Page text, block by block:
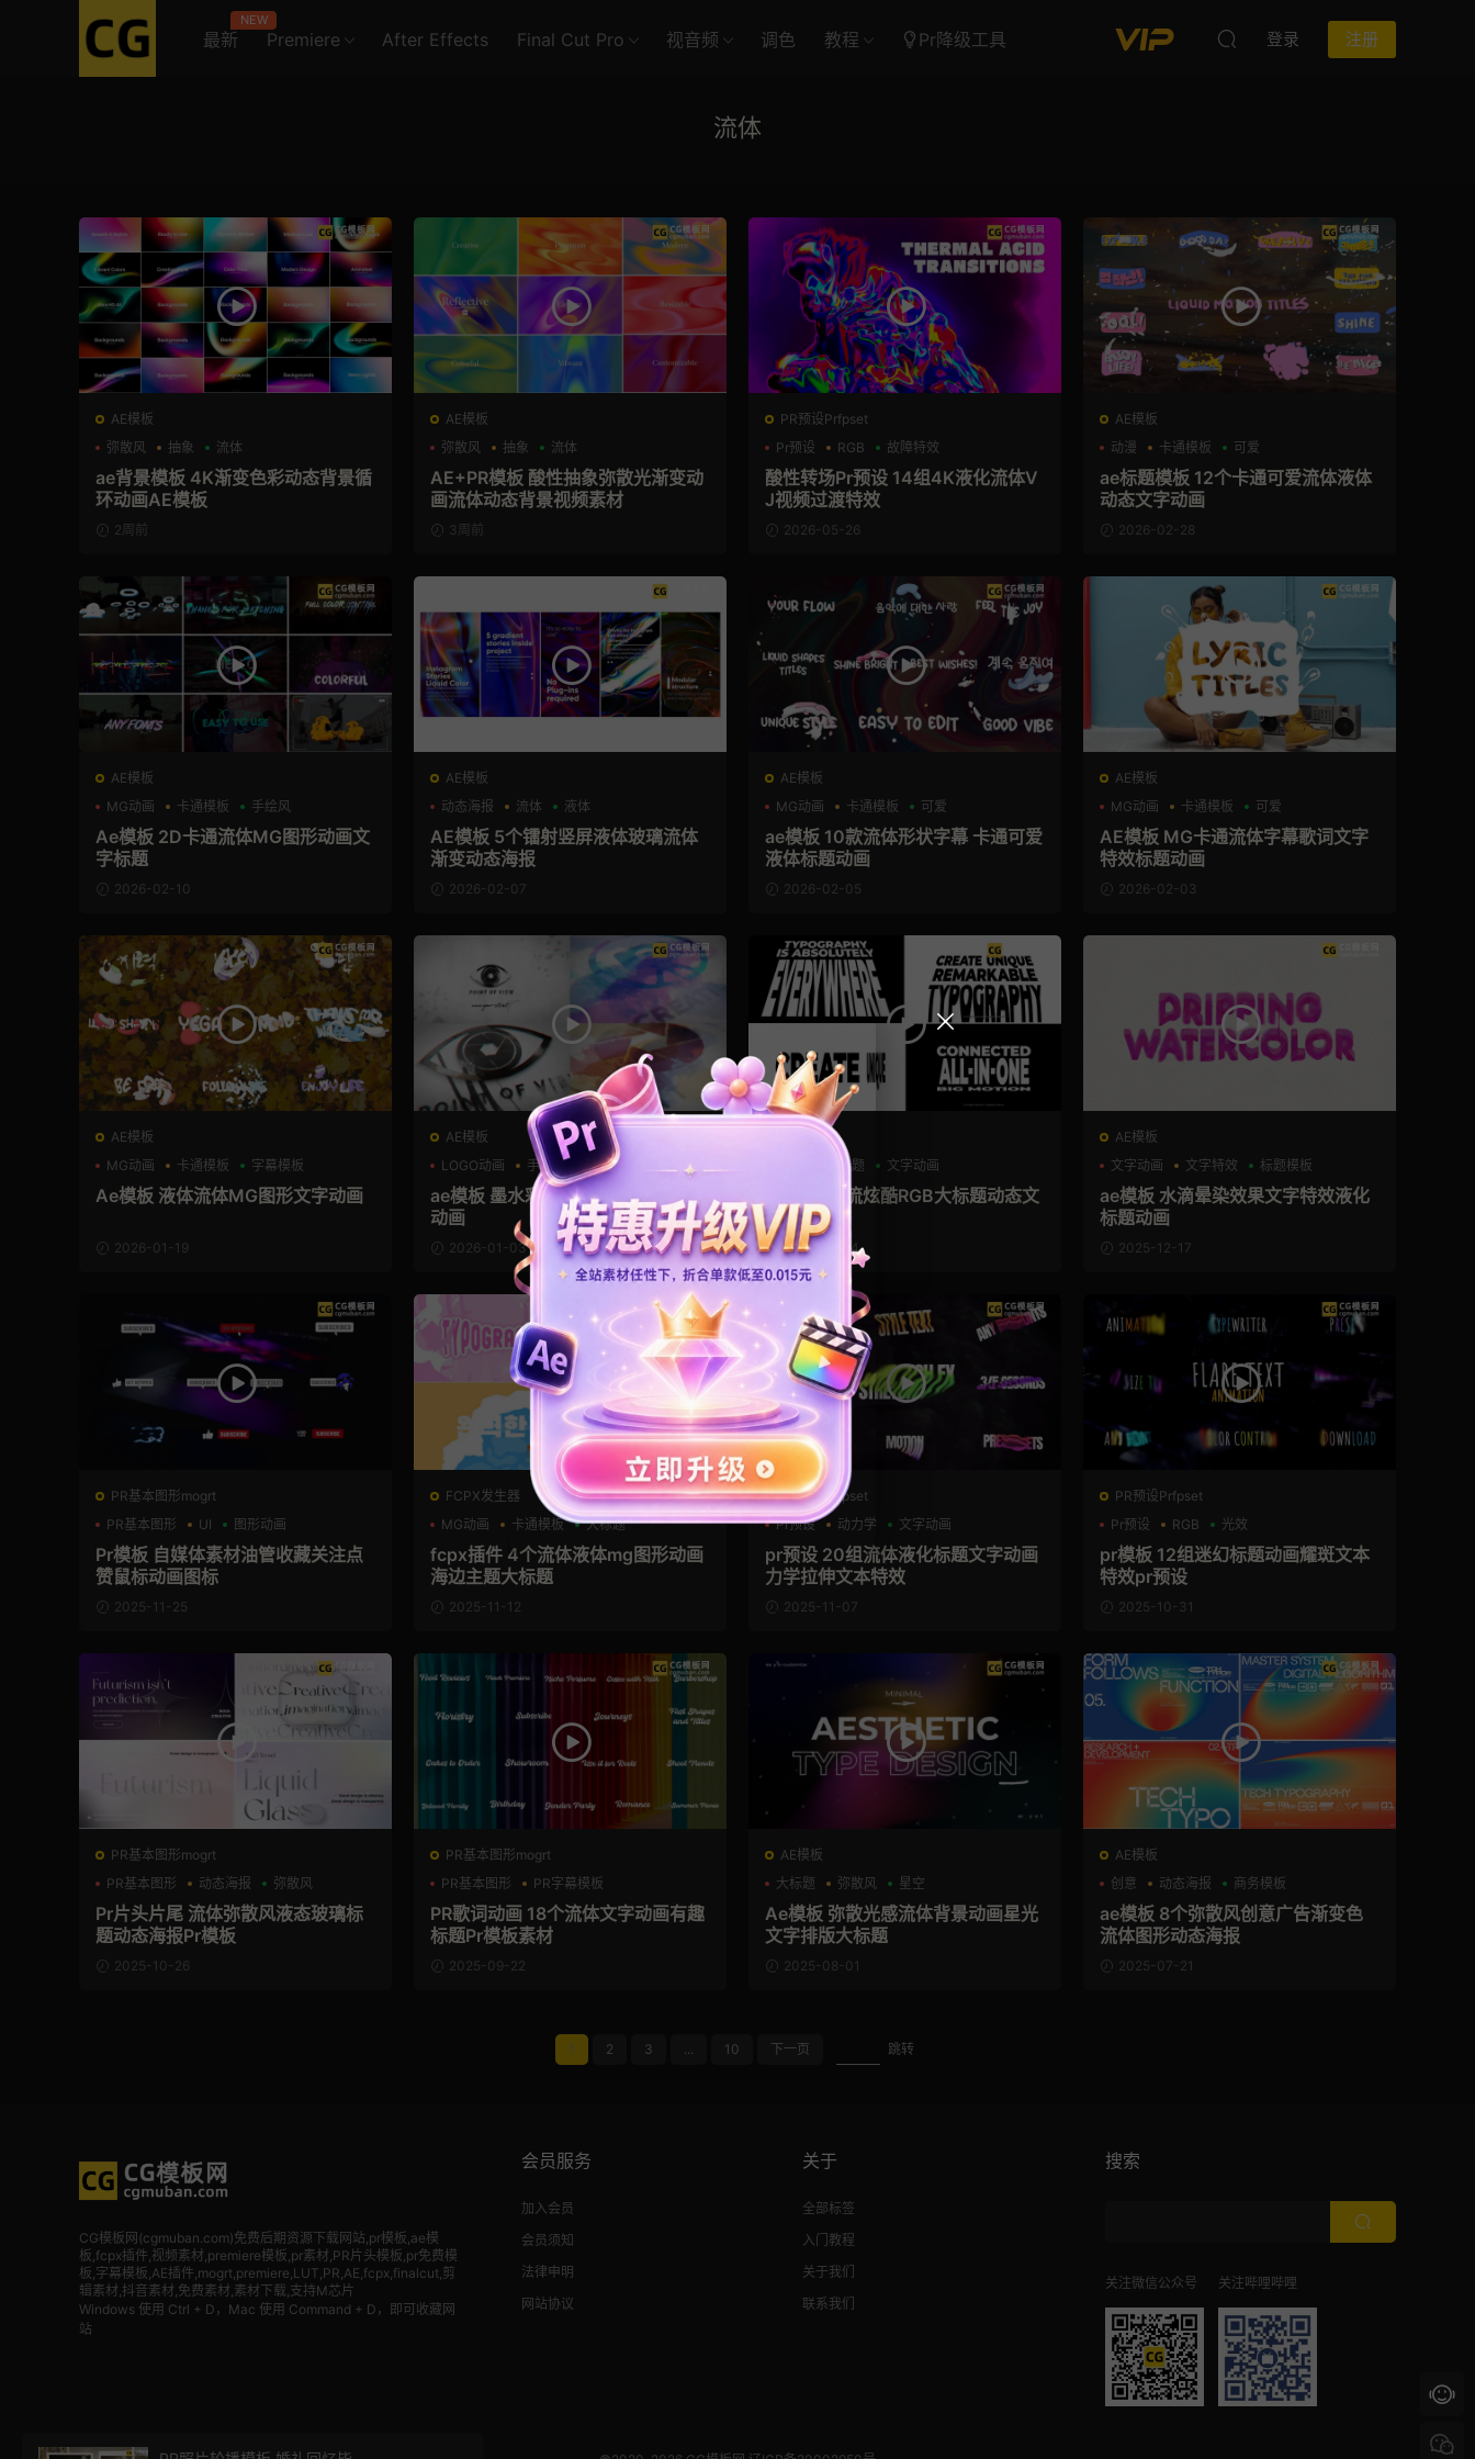
最新
NEW
Premiere After Effects Final Cut Pro 视音频 调色 教程 Pr降级工具 登录 注册
流体
AE模板
弥散风
抽象 流体
ae背景模板 4K渐变色彩动态背景循
环动画AE模板
2周前
AE模板
弥散风
抽象 流体
AE+PR模板 酸性抽象弥散光渐变动
画流体动态背景视频素材
3周前
PR预设Prfpset
Pr预设
RGB 故障特效
酸性转场Pr预设 14组4K液化流体V
J视频过渡特效
2026-05-26
AE模板
动漫
卡通模板 可爱
ae标题模板 12个卡通可爱流体液体
动态文字动画
2026-02-28
AE模板
MG动画
卡通模板 手绘风
Ae模板 2D卡通流体MG图形动画文
字标题
2026-02-10
AE模板
动态海报
流体 液体
AE模板 5个镭射竖屏液体玻璃流体
渐变动态海报
2026-02-07
AE模板
MG动画
卡通模板 可爱
ae模板 10款流体形状字幕 卡通可爱
液体标题动画
2026-02-05
AE模板
MG动画
卡通模板 可爱
AE模板 MG卡通流体字幕歌词文字
特效标题动画
2026-02-03
AE模板
MG动画
卡通模板 字幕模板
Ae模板 液体流体MG图形文字动画
2026-01-19
AE模板
LOGO动画
手绘风 水墨模板
ae模板 墨水彩晕染LOGO展示片头
动画
2026-01-03
AE模板
大标题 文字动画
Ae模板 潮流炫酷RGB大标题动态文
字排版
2025-12-24
AE模板
文字动画
文字特效 标题模板
ae模板 水滴晕染效果文字特效液化
标题动画
2025-12-17
PR基本图形mogrt
PR基本图形
UI 图形动画
Pr模板 自媒体素材油管收藏关注点
赞鼠标动画图标
2025-11-25
FCPX发生器
MG动画
卡通模板 大标题
fcpx插件 4个流体液体mg图形动画
海边主题大标题
2025-11-12
PR预设Prfpset
Pr预设
动力学 文字动画
pr预设 20组流体液化标题文字动画
力学拉伸文本特效
2025-11-07
PR预设Prfpset
Pr预设
RGB 光效
pr模板 12组迷幻标题动画耀斑文本
特效pr预设
2025-10-31
PR基本图形mogrt
PR基本图形
动态海报 弥散风
Pr片头片尾 流体弥散风液态玻璃标
题动态海报Pr模板
2025-10-26
PR基本图形mogrt
PR基本图形
PR字幕模板
动态歌词排版
PR歌词动画 18个流体文字动画有趣
标题Pr模板素材
2025-09-22
AE模板
大标题
弥散风 星空
Ae模板 弥散光感流体背景动画星光
文字排版大标题
2025-08-01
AE模板
创意
动态海报 商务模板
ae模板 8个弥散风创意广告渐变色
流体图形动态海报
2025-07-21
1 2 3 ... 10 下一页 跳转
CG模板网(cgmuban.com)免费后期资源下载网站,pr模板,ae模
板,fcpx插件,视频素材,premiere模板,pr素材,PR片头模板,pr免费模
板,字幕模板,AE插件,mogrt,premiere,LUT,PR,AE,fcpx,finalcut,剪
辑素材,抖音素材,免费素材,素材下载,支持M芯片
Windows 使用 Ctrl + D，Mac 使用 Command + D，即可收藏网
站
会员服务
加入会员
会员须知
法律申明
网站协议
关于
全部标签
入门教程
关于我们
联系我们
搜索
关注微信公众号 关注哔哩哔哩